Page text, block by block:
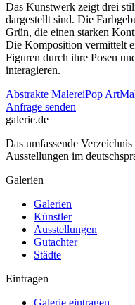
Das Kunstwerk zeigt drei
dargestellt sind. Die
Grün, die einen starken
Die Komposition vermittelt
Figuren durch ihre Posen
interagieren.
Abstrakte MalereiPop Art
Anfrage senden
galerie.de
Das umfassende
Ausstellungen im
Galerien
Galerien
Künstler
Ausstellungen
Gutachter
Städte
Eintragen